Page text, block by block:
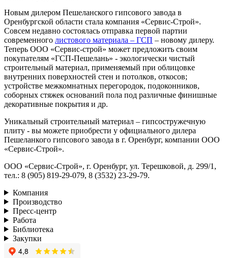
Новым дилером Пешеланского гипсового завода в
Оренбургской области стала компания «Сервис-Строй».
Совсем недавно состоялась отправка первой партии
современного листового материала – ГСП – новому дилеру.
Теперь ООО «Сервис-строй» может предложить своим
покупателям «ГСП-Пешелань» - экологически чистый
строительный материал, применяемый при облицовке
внутренних поверхностей стен и потолков, откосов;
устройстве межкомнатных перегородок, подоконников,
соборных стяжек оснований пола под различные финишные
декоративные покрытия и др.
Уникальный строительный материал – гипсостружечную
плиту - вы можете приобрести у официального дилера
Пешеланкого гипсового завода в г. Оренбург, компании ООО
«Сервис-Строй».
ООО «Сервис-Строй», г. Оренбург, ул. Терешковой, д. 299/1,
тел.: 8 (905) 819-29-079, 8 (3532) 23-29-79.
Компания
Производство
Пресс-центр
Работа
Библиотека
Закупки